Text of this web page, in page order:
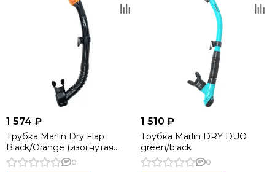
1 574 ₽
Трубка Marlin Dry Flap
Black/Orange (изогнутая
гофра)
0
1 510 ₽
Трубка Marlin DRY DUO
green/black
0